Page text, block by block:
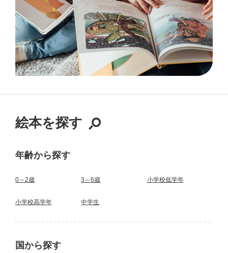
絵本を探す
年齢から探す
0～2歳 3～6歳 小学校低学年
小学校高学年 中学生
国から探す